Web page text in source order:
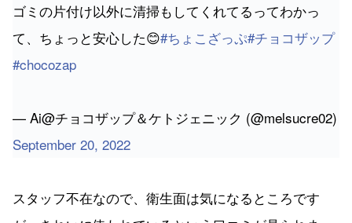
ゴミの片付け以外に清掃もしてくれてるってわかっ
て、ちょっと安心した😊#ちょこざっぷ#チョコザップ
#chocozap
— Ai@チョコザップ＆ケトジェニック (@melsucre02)
September 20, 2022
スタッフ不在なので、衛生面は気になるところです